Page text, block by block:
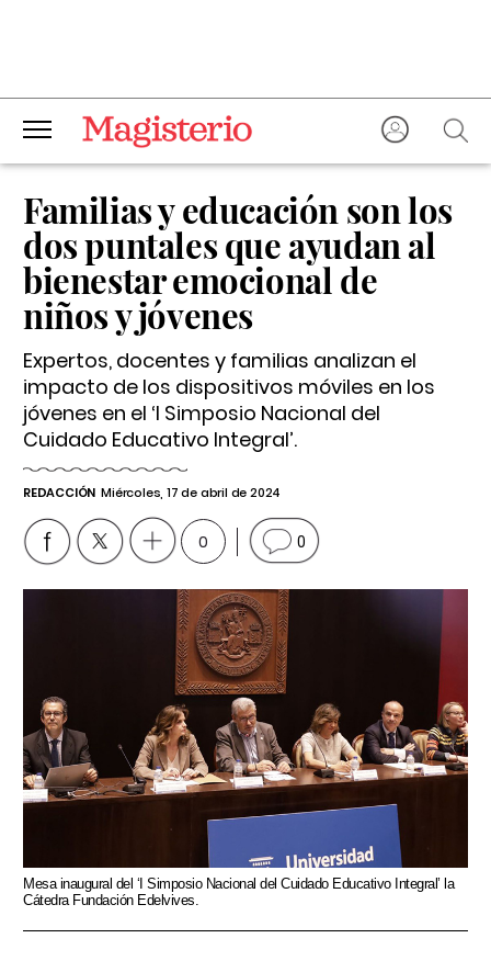
Familias y educación son los
dos puntales que ayudan al
bienestar emocional de
niños y jóvenes
Expertos, docentes y familias analizan el
impacto de los dispositivos móviles en los
jóvenes en el ‘I Simposio Nacional del
Cuidado Educativo Integral’.
REDACCIÓN Miércoles, 17 de abril de 2024
0 0
Mesa inaugural del ‘I Simposio Nacional del Cuidado Educativo Integral’ la
Cátedra Fundación Edelvives.